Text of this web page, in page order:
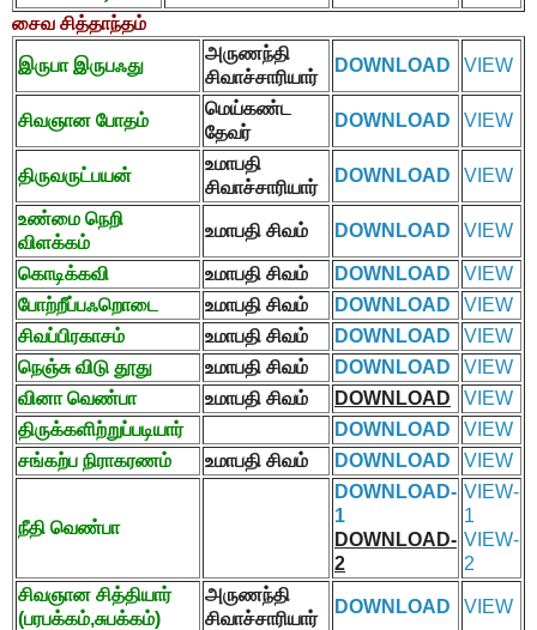
சைவ சித்தாந்தம்
இருபா இருபஃது
அருணந்தி
சிவாச்சாரியார்
DOWNLOAD VIEW
சிவஞான போதம்
மெய்கண்ட
தேவர்
DOWNLOAD VIEW
திருவருட்பயன்
உமாபதி
சிவாச்சாரியார்
DOWNLOAD VIEW
உண்மை நெறி
விளக்கம்
உமாபதி சிவம் DOWNLOAD VIEW
கொடிக்கவி உமாபதி சிவம் DOWNLOAD
VIEW
போற்றீப்பஃறொடை
உமாபதி சிவம் DOWNLOAD
VIEW
சிவப்பிரகாசம்
உமாபதி சிவம் DOWNLOAD
VIEW
நெஞ்சு விடு தூது
உமாபதி சிவம் DOWNLOAD
VIEW
வினா வெண்பா
உமாபதி சிவம் DOWNLOAD
VIEW
திருக்களிற்றுப்படியார்
DOWNLOAD
VIEW
சங்கற்ப நிராகரணம்
உமாபதி சிவம் DOWNLOAD VIEW
நீதி வெண்பா
DOWNLOAD-
1
DOWNLOAD-
2
VIEW-
1
VIEW-
2
சிவஞான சித்தியார்
(பரபக்கம்,சுபக்கம்)
அருணந்தி
சிவாச்சாரியார்
DOWNLOAD VIEW